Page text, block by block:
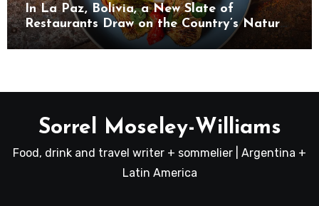
In La Paz, Bolivia, a New Slate of
Restaurants Draw on the Country’s Natural
Bounty
Sorrel Moseley-Williams
Food, drink and travel writer + sommelier | Argentina +
Latin America